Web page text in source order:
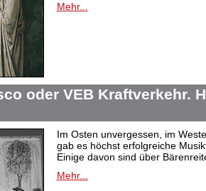
Mehr...
oder VEB Kraftverkehr.
Im Osten unvergessen, im
gab es höchst erfolgreiche
Einige davon sind über
Mehr...